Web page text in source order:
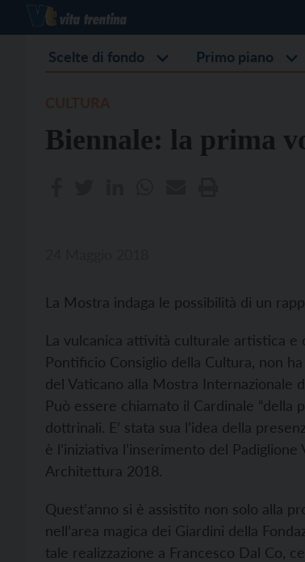
Scelte di fondo Primo piano
Biennale: la prima
La Mostra indaga le possibilità di un
La vulcanica attività culturale artistica e
Pontificio Consiglio della Cultura, non
del Vaticano alla Mostra Internazionale
Può essere chiamato il Cardinale “della
dottrinali. E’ stata sua l’idea della
è l’iniziativa l’inserimento del
Architettura 2018.
Quest’anno si è assistito non solo alla
nell’area magica dei Giardini della
tale realizzazione a Francesco Dal Co,